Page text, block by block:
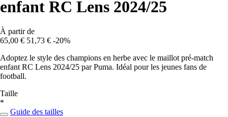
enfant RC Lens 2024/25
À partir de
65,00 € 51,73 € -20%
Adoptez le style des champions en herbe avec le maillot pré-match
enfant RC Lens 2024/25 par Puma. Idéal pour les jeunes fans de
football.
Taille
*
Guide des tailles